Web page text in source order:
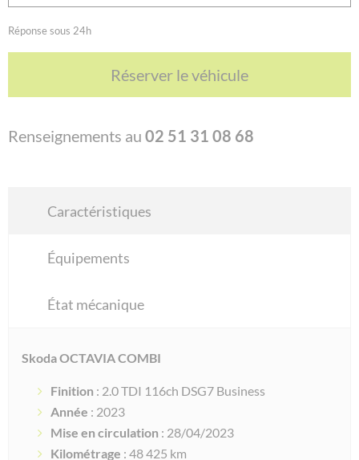
Réponse sous 24h
Réserver le véhicule
Renseignements au 02 51 31 08 68
Caractéristiques
Équipements
État mécanique
Skoda OCTAVIA COMBI
Finition : 2.0 TDI 116ch DSG7 Business
Année : 2023
Mise en circulation : 28/04/2023
Kilométrage : 48 425 km